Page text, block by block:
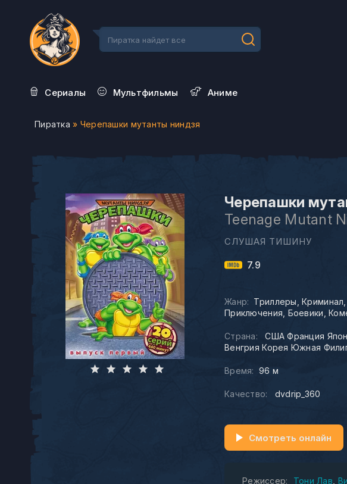
Сериалы Мультфильмы Aниме
Пиратка » Черепашки мутанты ниндзя
Черепашки
Teenage Mutant
СЛУШАЯ ТИШИНУ
7.9
Жанр: Триллеры Криминал
Приключения Боевики
Страна:
США Франция
Венгрия Корея Южная
Время: 96 м
Качество: dvdrip_360
Смотреть онлайн
Режиссер: Тони Лав